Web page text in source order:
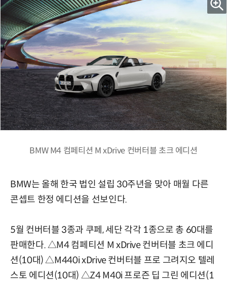
BMW M4 컴페티션 M xDrive 컨버터블 초크 에디션
BMW는 올해 한국 법인 설립 30주년을 맞아 매월 다른
콘셉트 한정 에디션을 선보인다.
5월 컨버터블 3종과 쿠페, 세단 각각 1종으로 총 60대를
판매한다. △M4 컴페티션 M xDrive 컨버터블 초크 에디
션(10대) △M440i xDrive 컨버터블 프로 그려지오 텔레
스토 에디션(10대) △Z4 M40i 프로즌 딥 그린 에디션(1